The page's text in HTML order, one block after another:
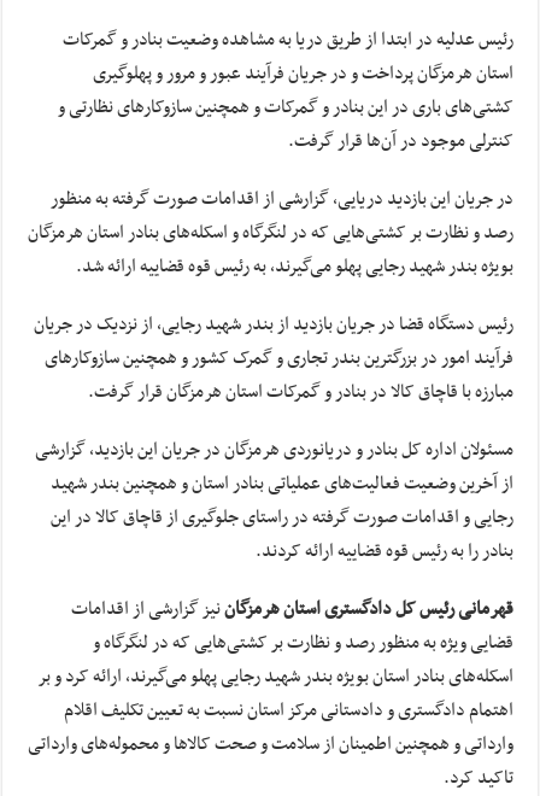
رئیس عدلیه در ابتدا از طریق دریا به مشاهده وضعیت بنادر و گمرکات
استان هرمزگان پرداخت و در جریان فرآیند عبور و مرور و پهلوگیری
کشتی‌های باری در این بنادر و گمرکات و همچنین سازوکارهای نظارتی و
کنترلی موجود در آن‌ها قرار گرفت.
در جریان این بازدید دریایی، گزارشی از اقدامات صورت گرفته به منظور
رصد و نظارت بر کشتی‌هایی که در لنگرگاه و اسکله‌های بنادر استان هرمزگان
بویژه بندر شهید رجایی پهلو می‌گیرند، به رئیس قوه قضاییه ارائه شد.
رئیس دستگاه قضا در جریان بازدید از بندر شهید رجایی، از نزدیک در جریان
فرآیند امور در بزرگترین بندر تجاری و گمرک کشور و همچنین سازوکارهای
مبارزه با قاچاق کالا در بنادر و گمرکات استان هرمزگان قرار گرفت.
مسئولان اداره کل بنادر و دریانوردی هرمزگان در جریان این بازدید، گزارشی
از آخرین وضعیت فعالیت‌های عملیاتی بنادر استان و همچنین بندر شهید
رجایی و اقدامات صورت گرفته در راستای جلوگیری از قاچاق کالا در این
بنادر را به رئیس قوه قضاییه ارائه کردند.
قهرمانی رئیس کل دادگستری استان هرمزگاننیز گزارشی از اقدامات
قضایی ویژه به منظور رصد و نظارت بر کشتی‌هایی که در لنگرگاه و
اسکله‌های بنادر استان بویژه بندر شهید رجایی پهلو می‌گیرند، ارائه کرد و بر
اهتمام دادگستری و دادستانی مرکز استان نسبت به تعیین تکلیف اقلام
وارداتی و همچنین اطمینان از سلامت و صحت کالاها و محموله‌های وارداتی
تاکید کرد.